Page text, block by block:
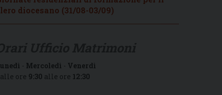
diocesano (31/08-03/09)
- Mercoledì - Venerdì
ore 9:30 alle ore 12:30